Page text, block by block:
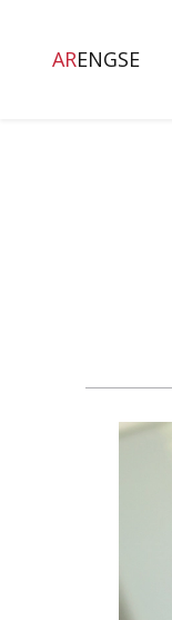
SE
ENG
AR